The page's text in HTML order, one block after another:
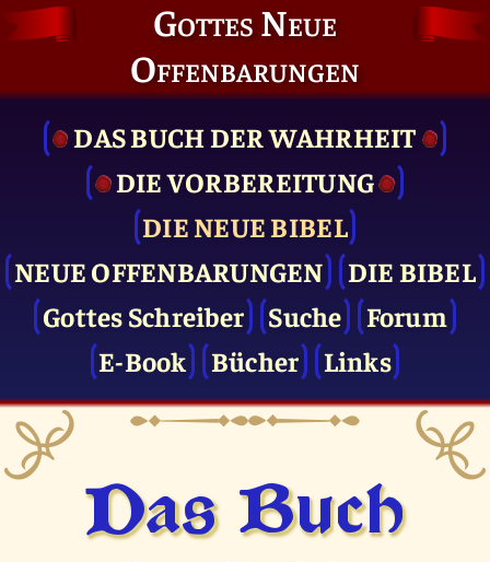
Gottes Neue
Offenbarungen
DAS BUCH DER WAHRHEIT
DIE VOR­BEREITUNG
DIE NEUE BIBEL
NEUE OFFENBARUNGEN
DIE BIBEL
Gottes Schreiber
Suche
Forum
E-Book
Bücher Links
Das Buch